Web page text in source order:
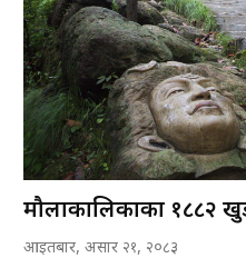
मौलाकालिकाका १८८२
आइतबार, असार २१, २०८३